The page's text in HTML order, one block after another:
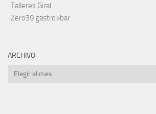
· Talleres Giral
· Zero39 gastro>bar
ARCHIVO
Archivo